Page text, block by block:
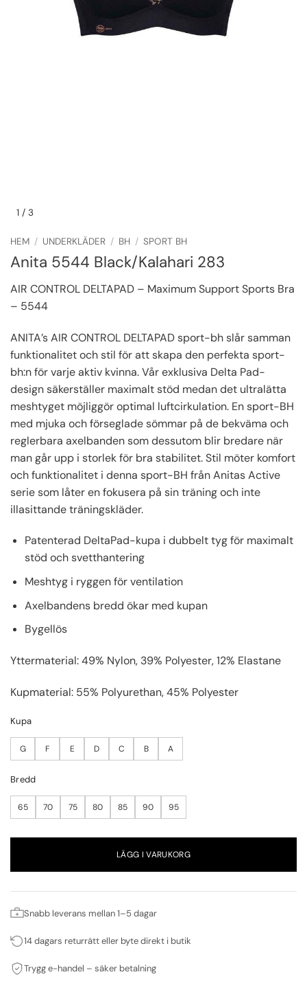
1 / 3
HEM / UNDERKLÄDER / BH / SPORT BH
Anita 5544 Black/Kalahari 283
AIR CONTROL DELTAPAD – Maximum Support Sports Bra
– 5544
ANITA’s AIR CONTROL DELTAPAD sport-bh slår samman
funktionalitet och stil för att skapa den perfekta sport-
bh:n för varje aktiv kvinna. Vår exklusiva Delta Pad-
design säkerställer maximalt stöd medan det ultralätta
meshtyget möjliggör optimal luftcirkulation. En sport-BH
med mjuka och förseglade sömmar på de bekväma och
reglerbara axelbanden som dessutom blir bredare när
man går upp i storlek för bra stabilitet. Stil möter komfort
och funktionalitet i denna sport-BH från Anitas Active
serie som låter en fokusera på sin träning och inte
illasittande träningskläder.
Patenterad DeltaPad-kupa i dubbelt tyg för maximalt
stöd och svetthantering
Meshtyg i ryggen för ventilation
Axelbandens bredd ökar med kupan
Bygellös
Yttermaterial: 49% Nylon, 39% Polyester, 12% Elastane
Kupmaterial: 55% Polyurethan, 45% Polyester
Kupa
G F E D C B A
Bredd
65 70 75 80 85 90 95
LÄGG I VARUKORG
Snabb leverans mellan 1–5 dagar
14 dagars returrätt eller byte direkt i butik
Trygg e-handel – säker betalning